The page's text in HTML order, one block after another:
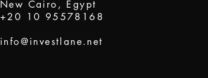
New Cairo, Egypt
+20 10 95578168
info@investlane.net